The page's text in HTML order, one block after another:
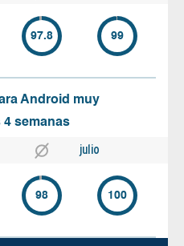
97.8 99
Android muy
semanas
julio
98 100